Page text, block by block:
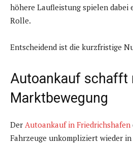
höhere Laufleistung spielen dabei
Rolle.
Entscheidend ist die kurzfristige
Autoankauf schafft
Marktbewegung
Der Autoankauf in Friedrichshafen
Fahrzeuge unkompliziert wieder